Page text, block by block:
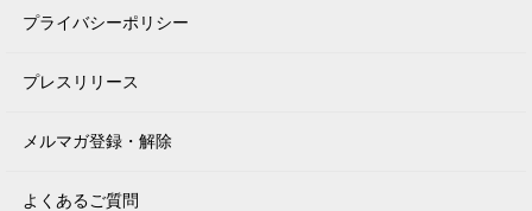
プライバシーポリシー
プレスリリース
メルマガ登録・解除
よくあるご質問